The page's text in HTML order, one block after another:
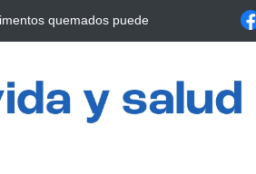
tu Bienestar La conexión vital